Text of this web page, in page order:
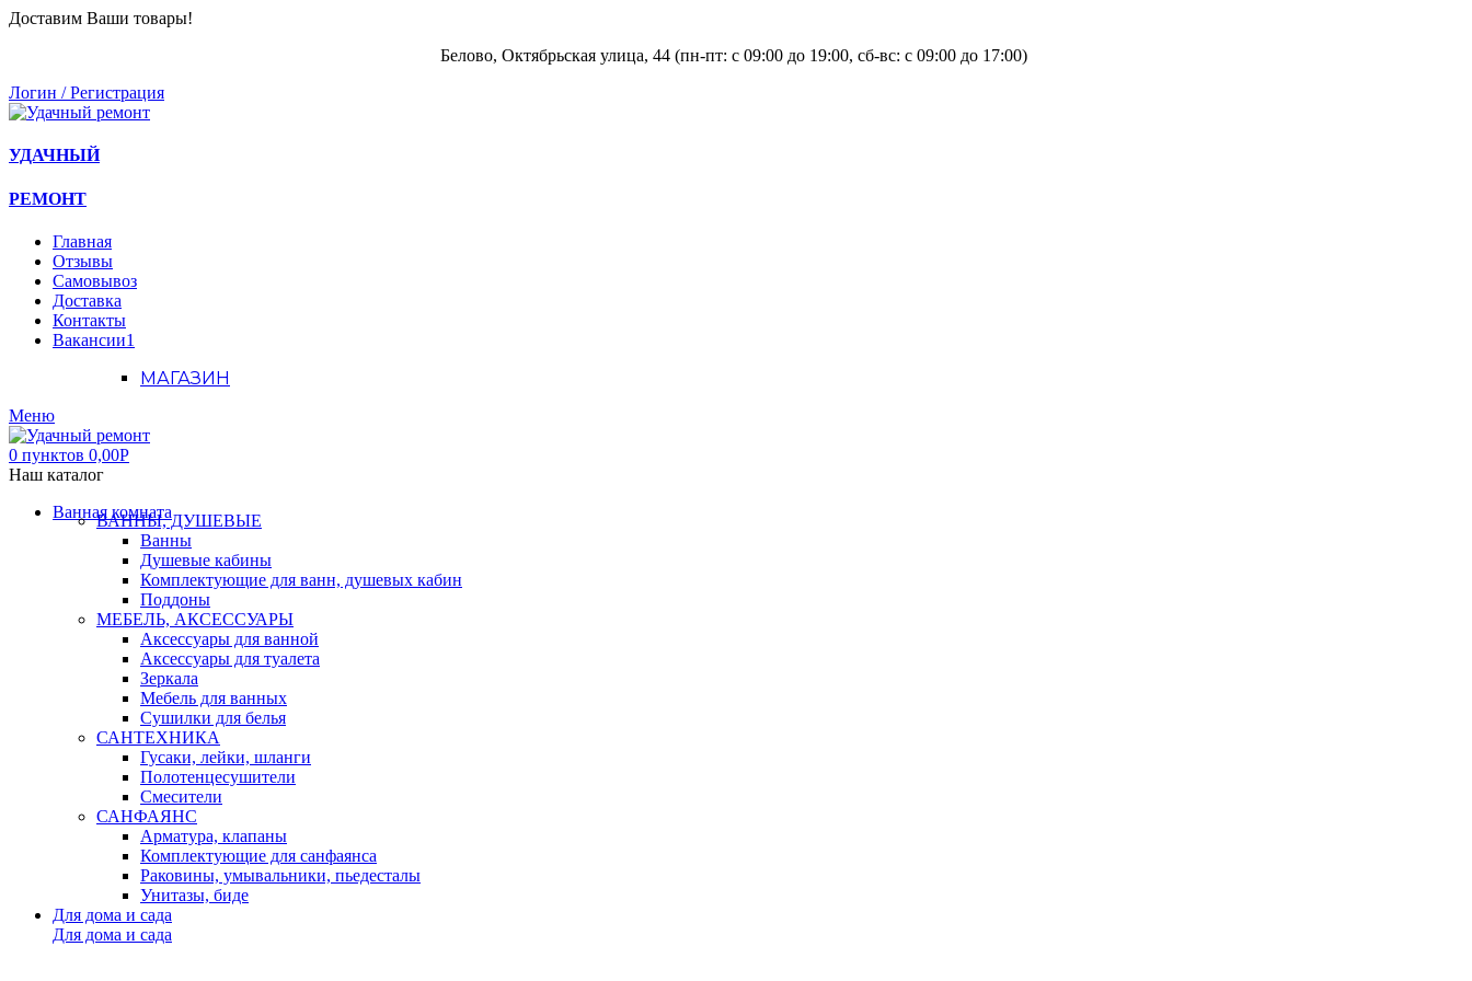
Доставим Ваши товары!
Белово, Октябрьская улица, 44 (пн-пт: с 09:00 до 19:00, сб-вс: с 09:00 до 17:00)
Логин / Регистрация
УДАЧНЫЙ
РЕМОНТ
Главная
Отзывы
Самовывоз
Доставка
Контакты
Вакансии1
МАГАЗИН
Меню
0 пунктов 0,00Р
Наш каталог
Ванная комната
ВАННЫ, ДУШЕВЫЕ
Ванны
Душевые кабины
Комплектующие для ванн, душевых кабин
Поддоны
МЕБЕЛЬ, АКСЕССУАРЫ
Аксессуары для ванной
Аксессуары для туалета
Зеркала
Мебель для ванных
Сушилки для белья
САНТЕХНИКА
Гусаки, лейки, шланги
Полотенцесушители
Смесители
САНФАЯНС
Арматура, клапаны
Комплектующие для санфаянса
Раковины, умывальники, пьедесталы
Унитазы, биде
Для дома и сада
Для дома и сада